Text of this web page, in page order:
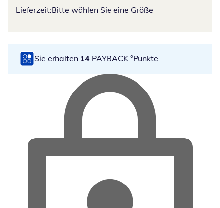
Lieferzeit:Bitte wählen Sie eine Größe
Sie erhalten 14 PAYBACK °Punkte